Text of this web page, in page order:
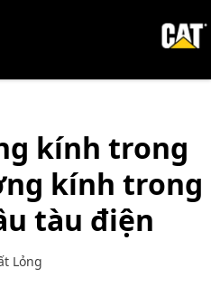
kính trong
kính trong
tàu điện
Lỏng